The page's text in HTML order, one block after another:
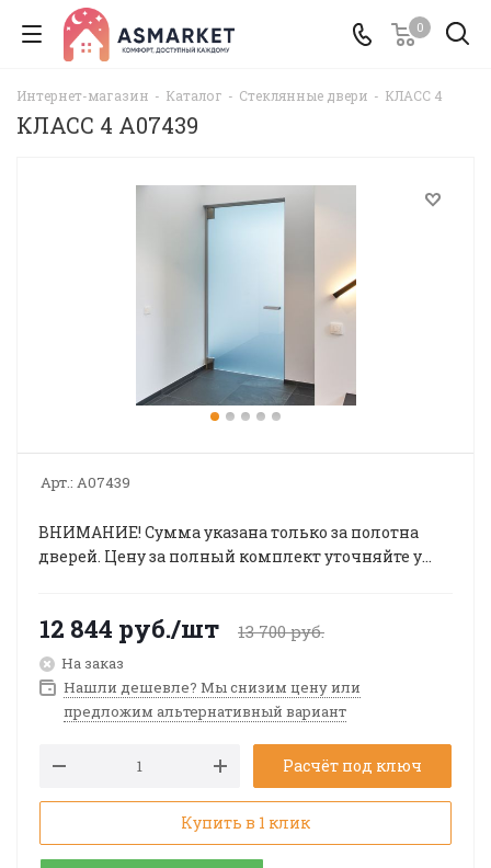
0
Интернет-магазин - Каталог - Стеклянные двери - КЛАСС 4
КЛАСС 4 A07439
Арт.: A07439
ВНИМАНИЕ! Сумма указана только за полотна
дверей. Цену за полный комплект уточняйте у
12 844 руб./шт 13 700руб.
На заказ
Нашли дешевле? Мы снизим цену или
предложим альтернативный вариант
Расчёт под ключ
Купить в 1 клик